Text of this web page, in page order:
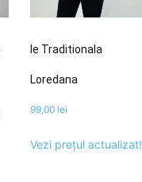
Ie Traditionala
Loredana
99,00 lei
Vezi prețul actualizat!